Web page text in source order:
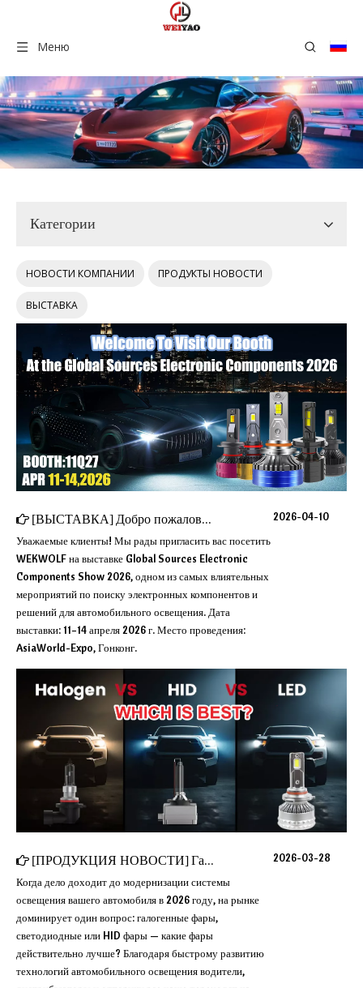
Меню
Категории
НОВОСТИ КОМПАНИИ ПРОДУКТЫ НОВОСТИ
ВЫСТАВКА
[ВЫСТАВКА] Добро пожаловать к нам в гости на выставку электронных компонентов Global Sources 2026
Уважаемые клиенты! Мы рады пригласить вас посетить
WEKWOLF на выставке Global Sources Electronic
Components Show 2026, одном из самых влиятельных
мероприятий по поиску электронных компонентов и
решений для автомобильного освещения. Дата
выставки: 11–14 апреля 2026 г. Место проведения:
AsiaWorld-Expo, Гонконг.
2026-04-10
[ПРОДУКЦИЯ НОВОСТИ]Галогенные, светодиодные и HID фары (полное сравнение 2026 года)
Когда дело доходит до модернизации системы
освещения вашего автомобиля в 2026 году, на рынке
доминирует один вопрос: галогенные фары,
светодиодные или HID фары — какие фары
действительно лучше? Благодаря быстрому развитию
технологий автомобильного освещения водители,
2026-03-28